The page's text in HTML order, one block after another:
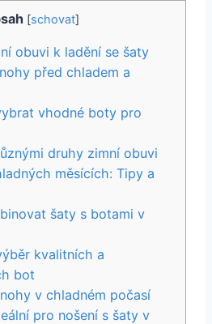
[schovat]
obuvi k ladění se šaty
⁣před chladem ‌a
vhodné boty‌ pro
‍druhy zimní obuvi
měsících:⁢ Tipy a⁣
šaty s botami v
⁤kvalitních a
bot
v ⁢chladném počasí
pro nošení s šaty v